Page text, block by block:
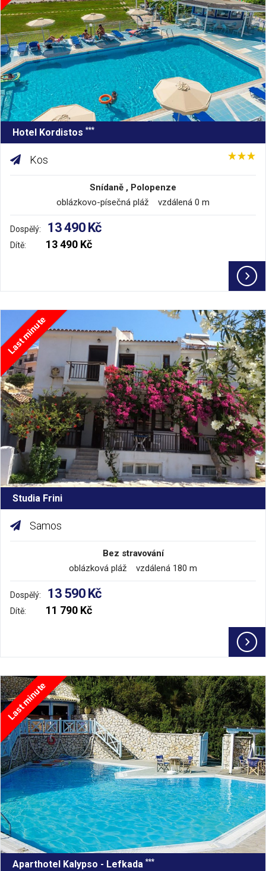
Hotel Kordistos ***
Kos
Snídaně , Polopenze
oblázkovo-písečná pláž vzdálená 0 m
Dospělý: 13 490 Kč
Dítě: 13 490 Kč
Last minute
Studia Frini
Samos
Bez stravování
oblázková pláž vzdálená 180 m
Dospělý: 13 590 Kč
Dítě: 11 790 Kč
Last minute
Aparthotel Kalypso - Lefkada ***